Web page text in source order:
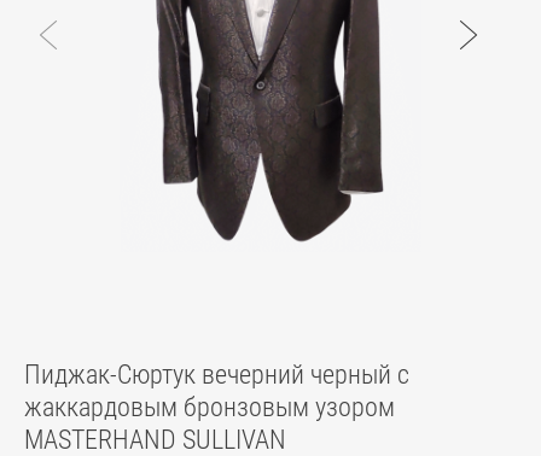
Пиджак-Сюртук вечерний черный с
жаккардовым бронзовым узором
MASTERHAND SULLIVAN